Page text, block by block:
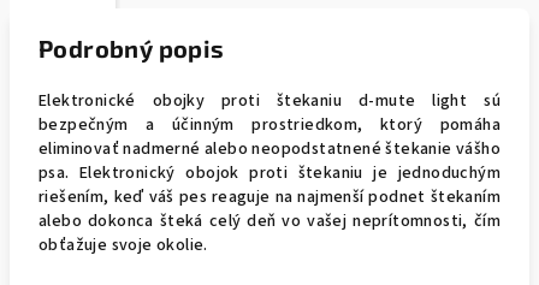
Podrobný popis
Elektronické obojky proti štekaniu d-mute light sú
bezpečným a účinným prostriedkom, ktorý pomáha
eliminovať nadmerné alebo neopodstatnené štekanie vášho
psa. Elektronický obojok proti štekaniu je jednoduchým
riešením, keď váš pes reaguje na najmenší podnet štekaním
alebo dokonca šteká celý deň vo vašej neprítomnosti, čím
obťažuje svoje okolie.